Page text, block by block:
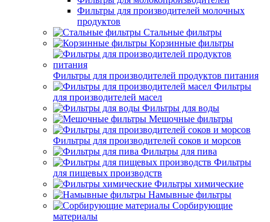
Фильтры для производителей молочных
продуктов
Стальные фильтры
Корзинные фильтры
Фильтры для производителей продуктов питания
Фильтры
для производителей масел
Фильтры для воды
Мешочные фильтры
Фильтры для производителей соков и морсов
Фильтры для пива
Фильтры
для пищевых производств
Фильтры химические
Намывные фильтры
Сорбирующие
материалы